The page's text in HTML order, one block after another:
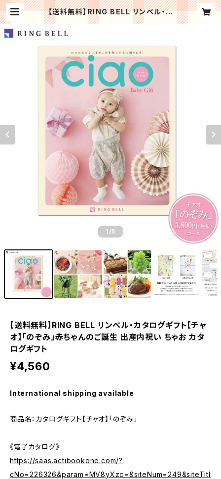
【送料無料】RING BELL リンベル・カ
タログギフト【チャオ】「のぞみ」赤ちゃ
グギフト | Regaloセレクトギフト
1 /5
【送料無料】RING BELL リンベル・カタログギフト【チャ
オ】「のぞみ」赤ちゃんのご誕生 出産内祝い ちゃお カタ
ログギフト
¥4,560
International shipping available
商品名：カタログギフト【チャオ】「のぞみ」
《電子カタログ》
https://saas.actibookone.com/?
cNo=226326&param=MV8yXzc=&siteNum=249&siteTitl